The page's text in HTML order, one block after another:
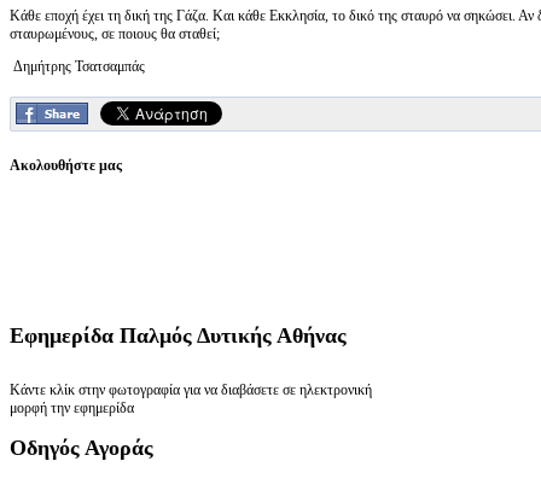
Κάθε εποχή έχει τη δική της Γάζα. Και κάθε Εκκλησία, το δικό της σταυρό να σηκώσει. Αν
σταυρωμένους, σε ποιους θα σταθεί;
Δημήτρης Τσατσαμπάς
Ακολουθήστε μας
Εφημερίδα Παλμός Δυτικής Αθήνας
Κάντε κλίκ στην φωτογραφία για να διαβάσετε σε ηλεκτρονική
μορφή την εφημερίδα
Οδηγός Αγοράς